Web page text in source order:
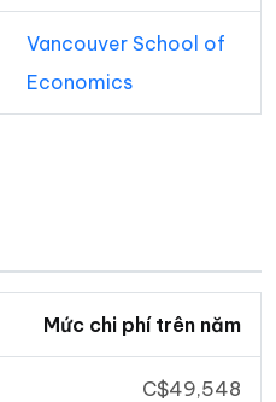
Vancouver School of
Economics
Mức chi phí trên năm
C$49,548